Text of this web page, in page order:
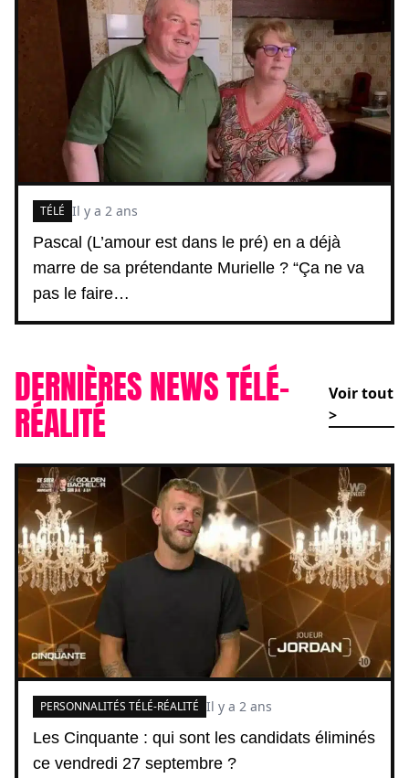
Pascal (L’amour est dans le pré) en a déjà
marre de sa prétendante Murielle ? “Ça ne va
pas le faire…
TÉLÉ Il y a 2 ans
DERNIÈRES NEWS TÉLÉ-
RÉALITÉ
Voir tout
>
Les Cinquante : qui sont les candidats éliminés
ce vendredi 27 septembre ?
PERSONNALITÉS TÉLÉ-RÉALITÉ Il y a 2 ans